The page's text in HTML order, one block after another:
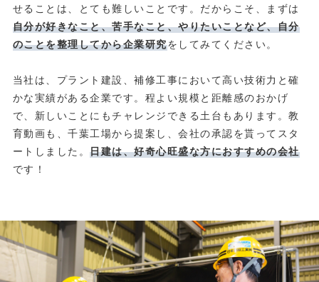
せることは、とても難しいことです。だからこそ、まずは
自分が好きなこと、苦手なこと、やりたいことなど、自分
のことを整理してから企業研究をしてみてください。
当社は、プラント建設、補修工事において高い技術力と確
かな実績がある企業です。程よい規模と距離感のおかげ
で、新しいことにもチャレンジできる土台もあります。教
育動画も、千葉工場から提案し、会社の承認を貰ってスタ
ートしました。日建は、好奇心旺盛な方におすすめの会社
です！